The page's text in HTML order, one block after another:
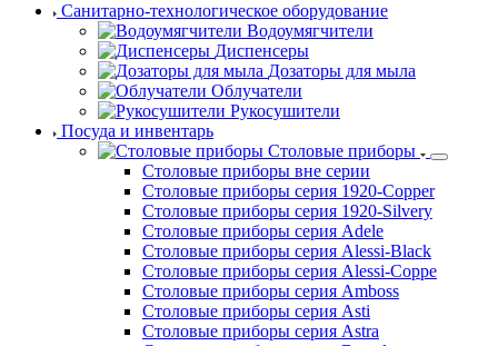
Санитарно-технологическое оборудование
Водоумягчители
Диспенсеры
Дозаторы для мыла
Облучатели
Рукосушители
Посуда и инвентарь
Столовые приборы
Столовые приборы вне серии
Столовые приборы серия 1920-Copper
Столовые приборы серия 1920-Silvery
Столовые приборы серия Adele
Столовые приборы серия Alessi-Black
Столовые приборы серия Alessi-Coppe
Столовые приборы серия Amboss
Столовые приборы серия Asti
Столовые приборы серия Astra